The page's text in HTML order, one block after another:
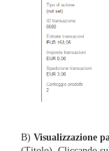
B) Visualizzazione